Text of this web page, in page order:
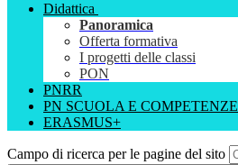
Didattica
Panoramica
Offerta formativa
I progetti delle classi
PON
PNRR
PN SCUOLA E COMPETENZE
ERASMUS+
Campo di ricerca per le pagine del sito